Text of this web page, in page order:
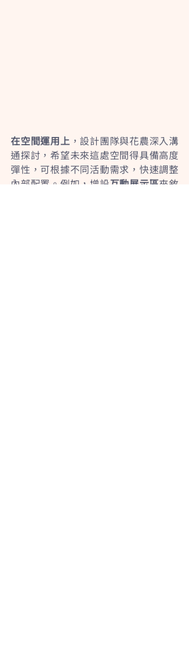
在空間運用上 ，設計團隊與花農深入溝
通探討，希望未來這處空間得具備高度
彈性，可根據不同活動需求，快速調整
內部配置。例如，增設互動展示區來敘